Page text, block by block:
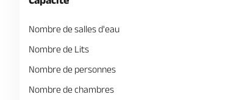
Nombre de salles d'eau
Nombre de Lits
Nombre de personnes
Nombre de chambres